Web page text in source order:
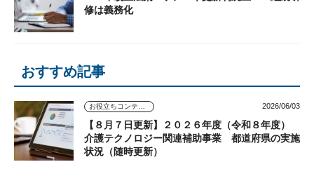
修は義務化
おすすめ記事
お役立ちコンテンツ 2026/06/03
【８月７日更新】２０２６年度（令和８年度）
介護テクノロジー関連補助事業 都道府県の実施
状況（随時更新）